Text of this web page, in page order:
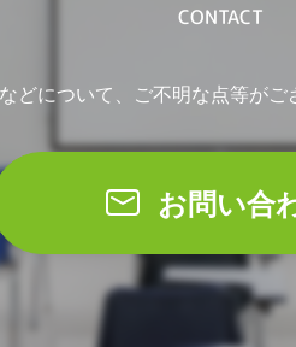
CONTACT
どについて、ご不明な点等が
お問い合